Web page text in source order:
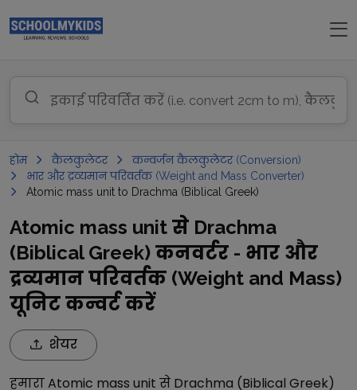
होम कैलकुलेटर
कन्वर्जन कैलकुलेटर (Conversion)
भार और द्रव्यमान परिवर्तक (Weight and Mass Converter)
Atomic mass unit to Drachma (Biblical Greek)
Atomic mass unit से Drachma
(Biblical Greek) कनवर्टर - भार और
द्रव्यमान परिवर्तक (Weight and Mass)
यूनिट कन्वर्ट करें
शेयर
हमाराAtomic mass unit से Drachma (Biblical Greek)